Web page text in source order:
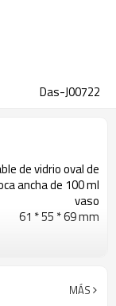
Das-J00722
de vidrio oval de
ancha de 100 ml
vaso
61 * 55 * 69 mm
requerimientos.
o Lianyungang
Jiangsu, China
MÁS